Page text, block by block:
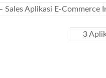
Sales Aplikasi E-Commerce
3